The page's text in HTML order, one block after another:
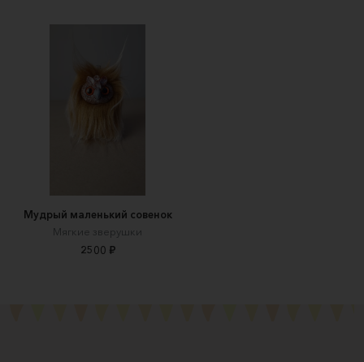
Мудрый маленький совенок
Мягкие зверушки
2500 ₽